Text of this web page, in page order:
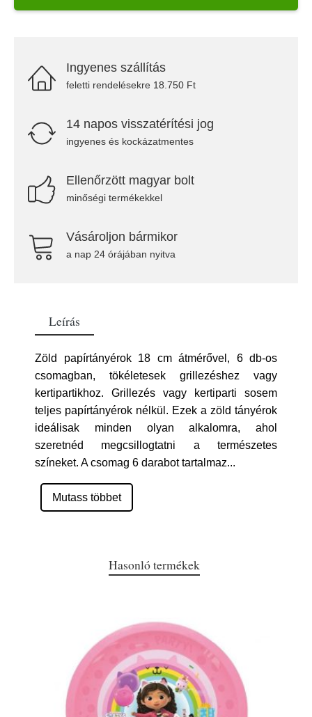
Ingyenes szállítás
feletti rendelésekre 18.750 Ft
14 napos visszatérítési jog
ingyenes és kockázatmentes
Ellenőrzött magyar bolt
minőségi termékekkel
Vásároljon bármikor
a nap 24 órájában nyitva
Leírás
Zöld papírtányérok 18 cm átmérővel, 6 db-os
csomagban, tökéletesek grillezéshez vagy
kertipartikhoz. Grillezés vagy kertiparti sosem
teljes papírtányérok nélkül. Ezek a zöld tányérok
ideálisak minden olyan alkalomra, ahol
szeretnéd megcsillogtatni a természetes
színeket. A csomag 6 darabot tartalmaz...
Mutass többet
Hasonló termékek